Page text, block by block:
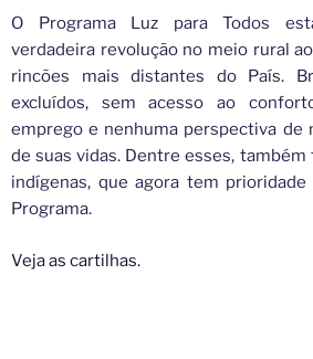
O Programa Luz para Todos
verdadeira revolução no meio rural
rincões mais distantes do País.
excluídos, sem acesso ao
emprego e nenhuma perspectiva de
de suas vidas. Dentre esses,
indígenas, que agora tem
Programa.
Veja as cartilhas.